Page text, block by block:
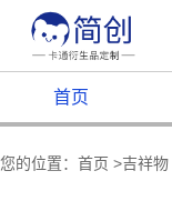
首页
您的位置： 首页 >吉祥物